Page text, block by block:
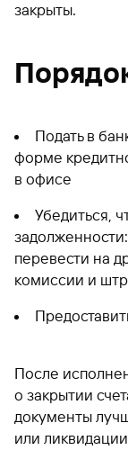
закрыты.
Подать в
форме
в офисе
Убедиться,
перевести на
комиссии и
После
о закрытии
документы
или